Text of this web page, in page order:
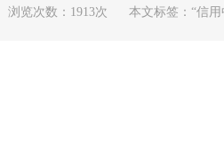
浏览次数：1913次 本文标签：“信